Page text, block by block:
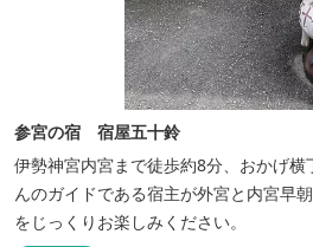
参宮の宿 宿屋五十鈴
伊勢神宮内宮まで徒歩約8分、おかげ横
んのガイドである宿主が外宮と内宮早
をじっくりお楽しみください。